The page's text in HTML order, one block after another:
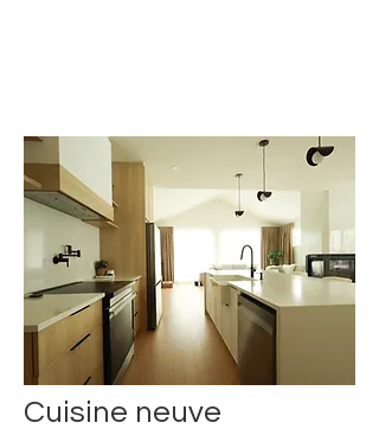
Cuisine neuve